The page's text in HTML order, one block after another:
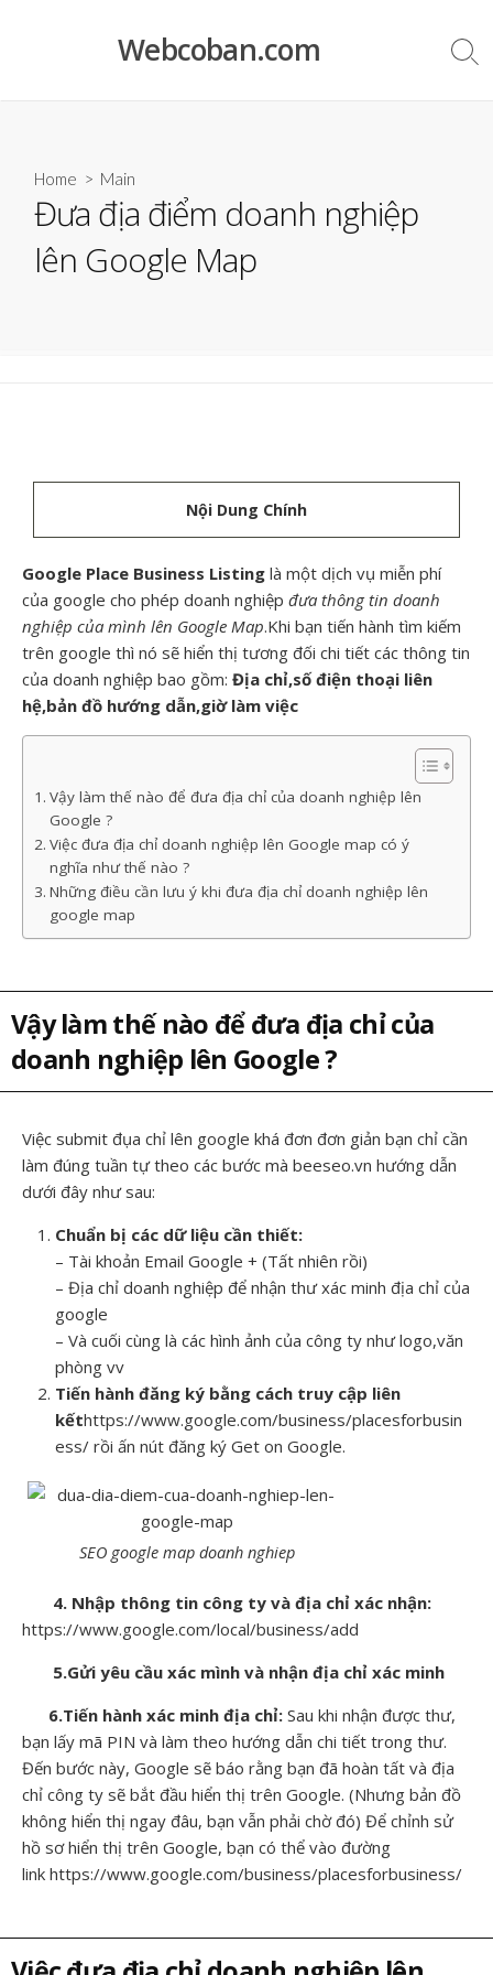
Webcoban.com
Home > Main
Đưa địa điểm doanh nghiệp
lên Google Map
Nội Dung Chính
Google Place Business Listing là một dịch vụ miễn phí
của google cho phép doanh nghiệp đưa thông tin doanh
nghiệp của mình lên Google Map.Khi bạn tiến hành tìm kiếm
trên google thì nó sẽ hiển thị tương đối chi tiết các thông tin
của doanh nghiệp bao gồm: Địa chỉ,số điện thoại liên
hệ,bản đồ hướng dẫn,giờ làm việc
Vậy làm thế nào để đưa địa chỉ của doanh nghiệp lên
Google ?
Việc đưa địa chỉ doanh nghiệp lên Google map có ý
nghĩa như thế nào ?
Những điều cần lưu ý khi đưa địa chỉ doanh nghiệp lên
google map
Vậy làm thế nào để đưa địa chỉ của
doanh nghiệp lên Google ?
Việc submit đụa chỉ lên google khá đơn đơn giản bạn chỉ cần
làm đúng tuần tự theo các bước mà beeseo.vn hướng dẫn
dưới đây như sau:
Chuẩn bị các dữ liệu cần thiết:
– Tài khoản Email Google + (Tất nhiên rồi)
– Địa chỉ doanh nghiệp để nhận thư xác minh địa chỉ của
google
– Và cuối cùng là các hình ảnh của công ty như logo,văn
phòng vv
Tiến hành đăng ký bằng cách truy cập liên
kếthttps://www.google.com/business/placesforbusin
ess/ rồi ấn nút đăng ký Get on Google.
SEO google map doanh nghiep
4. Nhập thông tin công ty và địa chỉ xác nhận:
https://www.google.com/local/business/add
5.Gửi yêu cầu xác mình và nhận địa chỉ xác minh
6.Tiến hành xác minh địa chỉ: Sau khi nhận được thư,
bạn lấy mã PIN và làm theo hướng dẫn chi tiết trong thư.
Đến bước này, Google sẽ báo rằng bạn đã hoàn tất và địa
chỉ công ty sẽ bắt đầu hiển thị trên Google. (Nhưng bản đồ
không hiển thị ngay đâu, bạn vẫn phải chờ đó) Để chỉnh sử
hồ sơ hiển thị trên Google, bạn có thể vào đường
link https://www.google.com/business/placesforbusiness/